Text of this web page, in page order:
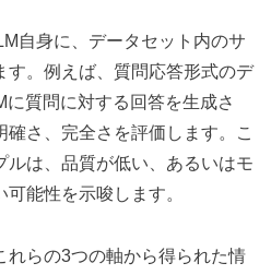
自身に、データセット内のサ
す。例えば、質問応答形式のデ
質問に対する回答を生成さ
さ、完全さを評価します。こ
ルは、品質が低い、あるいはモ
能性を示唆します。
れらの3つの軸から得られた情